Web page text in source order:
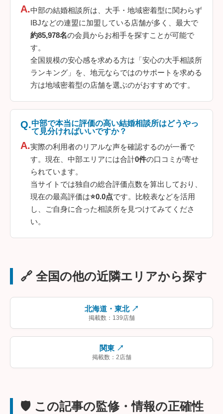
中部の結婚相談所は、大手・地域密着型に関わらず
IBJなどの連盟に加盟している店舗が多く、最大で
約85,978名の会員からお相手を探すことが可能で
す。
全国規模の安心感を求める方は「安心の大手相談所
ランキング」を、地元ならではのサポートを求める
方は地域密着型の店舗を選ぶのがおすすめです。
中部で本当に評価の高い結婚相談所はどうやっ
て見分ければいいですか？
実際の利用者のリアルな声を確認するのが一番で
す。現在、中部エリアには合計0件の口コミが寄せ
られています。
当サイトでは独自の総合評価点数を算出しており、
現在の最高評価は⭐0.0点です。比較表などを活用
し、ご自身に合った相談所を見つけてみてくださ
い。
🔗 全国の他の近隣エリアから探す
北海道・東北 ↗
掲載数：139店舗
関東 ↗
掲載数：2店舗
🛡️ この記事の監修・情報の正確性